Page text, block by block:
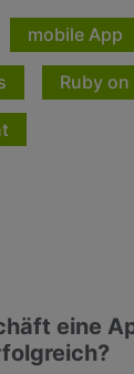
mobile App
Ruby on
eine